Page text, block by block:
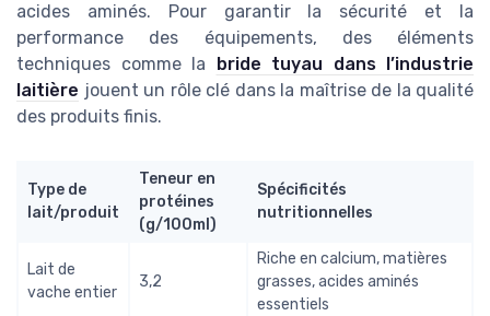
acides aminés. Pour garantir la sécurité et la
performance des équipements, des éléments
techniques comme la bride tuyau dans l’industrie
laitière jouent un rôle clé dans la maîtrise de la qualité
des produits finis.
Type de
lait/produit
Teneur en
protéines
(g/100ml)
Spécificités
nutritionnelles
Lait de
vache entier
3,2
Riche en calcium, matières
grasses, acides aminés
essentiels